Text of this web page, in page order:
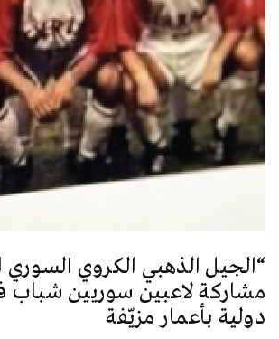
“الجيل الذهبي الكروي السوري
مشاركة لاعبين سوريين شباب
دولية بأعمار مزيّفة